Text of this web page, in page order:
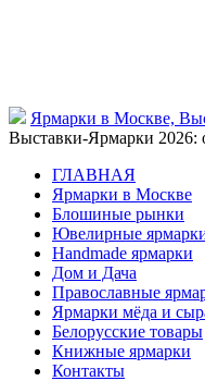
Ярмарки в Москве,
Выставки-Ярмарки 2026:
ГЛАВНАЯ
Ярмарки в Москве
Блошиные рынки
Ювелирные
Нandmade ярмарки
Дом и Дача
Православные
Ярмарки мёда и
Белорусские товары
Книжные ярмарки
Контакты